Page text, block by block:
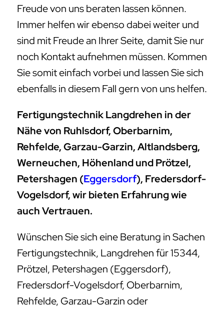
Freude von uns beraten lassen können.
Immer helfen wir ebenso dabei weiter und
sind mit Freude an Ihrer Seite, damit Sie nur
noch Kontakt aufnehmen müssen. Kommen
Sie somit einfach vorbei und lassen Sie sich
ebenfalls in diesem Fall gern von uns helfen.
Fertigungstechnik Langdrehen in der
Nähe von Ruhlsdorf, Oberbarnim,
Rehfelde, Garzau-Garzin, Altlandsberg,
Werneuchen, Höhenland und Prötzel,
Petershagen (Eggersdorf), Fredersdorf-
Vogelsdorf, wir bieten Erfahrung wie
auch Vertrauen.
Wünschen Sie sich eine Beratung in Sachen
Fertigungstechnik, Langdrehen für 15344,
Prötzel, Petershagen (Eggersdorf),
Fredersdorf-Vogelsdorf, Oberbarnim,
Rehfelde, Garzau-Garzin oder